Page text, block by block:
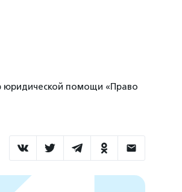
юридической помощи «Право